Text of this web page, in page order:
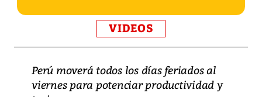
VIDEOS
Perú moverá todos los días feriados al
viernes para potenciar productividad y